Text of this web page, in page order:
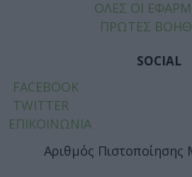
ΟΛΕΣ ΟΙ
ΠΡΩΤΕΣ
SOCIAL
FACEBOOK
TWITTER
ΕΠΙΚΟΙΝΩΝΙΑ
Αριθμός Πιστοποίησης